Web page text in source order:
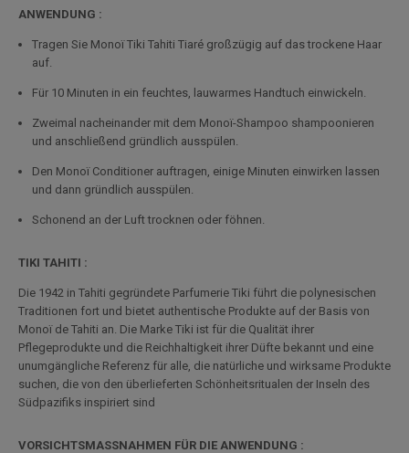
ANWENDUNG :
Tragen Sie Monoï Tiki Tahiti Tiaré großzügig auf das trockene Haar
auf.
Für 10 Minuten in ein feuchtes, lauwarmes Handtuch einwickeln.
Zweimal nacheinander mit dem Monoï-Shampoo shampoonieren
und anschließend gründlich ausspülen.
Den Monoï Conditioner auftragen, einige Minuten einwirken lassen
und dann gründlich ausspülen.
Schonend an der Luft trocknen oder föhnen.
TIKI TAHITI :
Die 1942 in Tahiti gegründete Parfumerie Tiki führt die polynesischen
Traditionen fort und bietet authentische Produkte auf der Basis von
Monoï de Tahiti an. Die Marke Tiki ist für die Qualität ihrer
Pflegeprodukte und die Reichhaltigkeit ihrer Düfte bekannt und eine
unumgängliche Referenz für alle, die natürliche und wirksame Produkte
suchen, die von den überlieferten Schönheitsritualen der Inseln des
Südpazifiks inspiriert sind
VORSICHTSMASSNAHMEN FÜR DIE ANWENDUNG :